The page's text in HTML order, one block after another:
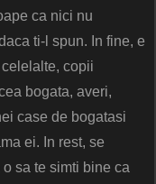
ca nici nu
ti-l spun. In fine, e
copii
bogata, averi,
case de bogatasi
ei. In rest, se
sa te simti bine ca